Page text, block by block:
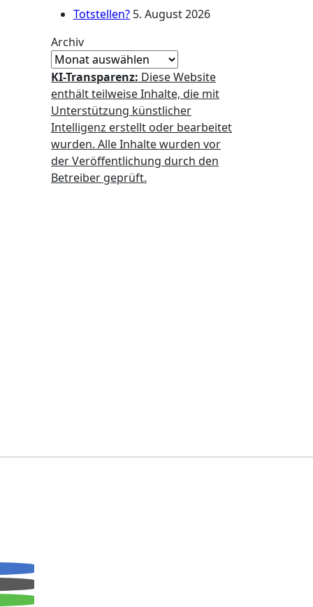
Totstellen? 5. August 2026
Archiv
KI-Transparenz: Diese Website
enthält teilweise Inhalte, die mit
Unterstützung künstlicher
Intelligenz erstellt oder bearbeitet
wurden. Alle Inhalte wurden vor
der Veröffentlichung durch den
Betreiber geprüft.